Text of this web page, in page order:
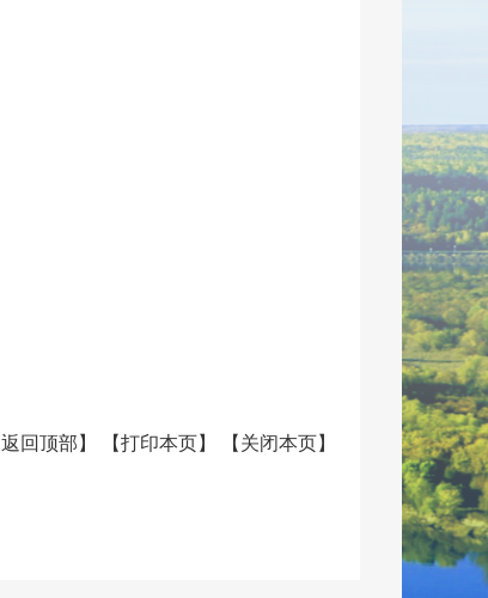
返回顶部 】 【打印本页】 【 关闭本页】